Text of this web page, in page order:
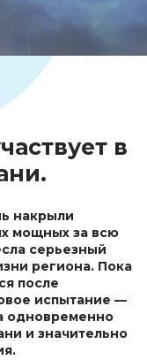
в
накрыли
мощных за всю
серьезный
региона. Пока
после
испытание —
одновременно
и значительно